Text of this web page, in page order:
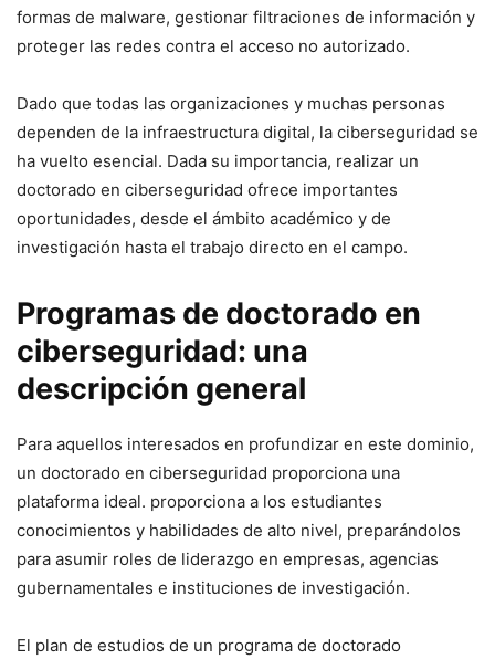
formas de malware, gestionar filtraciones de información⁤ y⁣
proteger ‌las redes ⁢contra el acceso no autorizado.
Dado que todas las organizaciones y muchas personas
dependen de la ⁢infraestructura‌ digital, la ciberseguridad se
ha vuelto esencial. Dada su importancia,‌ realizar un
⁤doctorado en ‌ciberseguridad ⁤ofrece importantes
oportunidades, desde el ámbito académico⁣ y de
investigación hasta el trabajo directo⁢ en el campo.
Programas​ de doctorado en
ciberseguridad: una
descripción general
Para aquellos interesados ​​en profundizar en este⁤ dominio,
un doctorado​ en ciberseguridad proporciona una
plataforma ideal. proporciona a los estudiantes⁣
conocimientos y habilidades de ‌alto ‌nivel, preparándolos
para asumir roles de liderazgo en empresas, agencias
gubernamentales e ‌instituciones de investigación.
El plan de estudios ⁤de un programa de doctorado